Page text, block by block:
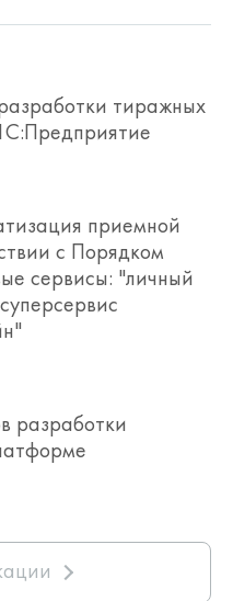
по
ввода
под
группировать
их состав на
в режиме
—
учёта для
номеров.
объектов
части объекта
учёту объектов
тиражных
приемной
с Порядком
сервисы: "личный
разработки